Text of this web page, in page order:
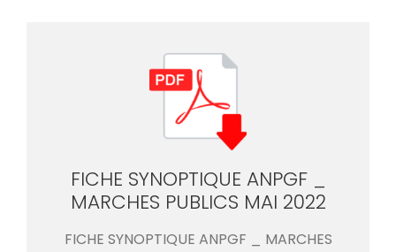
FICHE SYNOPTIQUE ANPGF _
MARCHES PUBLICS MAI 2022
FICHE SYNOPTIQUE ANPGF _ MARCHES